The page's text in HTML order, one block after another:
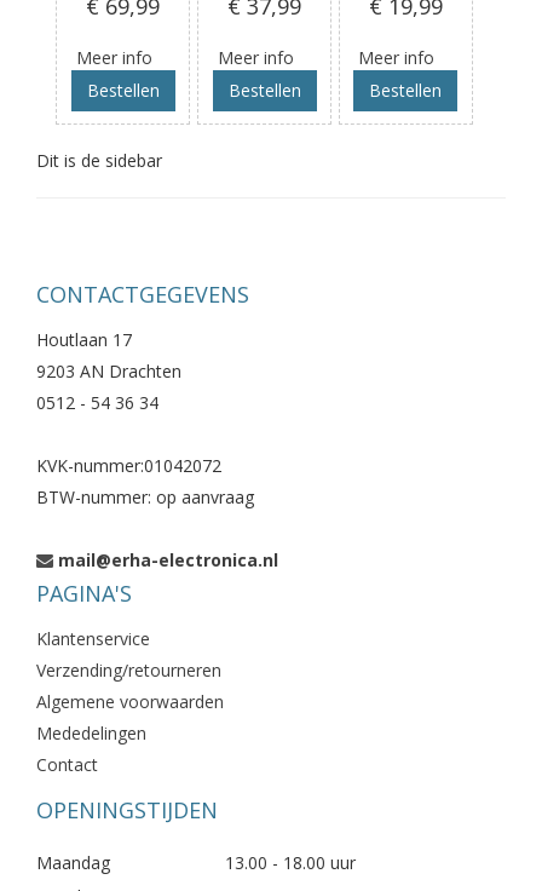
€ 69,99
Meer info
Bestellen
€ 37,99
Meer info
Bestellen
€ 19,99
Meer info
Bestellen
Dit is de sidebar
CONTACTGEGEVENS
Houtlaan 17
9203 AN Drachten
0512 - 54 36 34
KVK-nummer:01042072
BTW-nummer: op aanvraag
mail@erha-electronica.nl
PAGINA'S
Klantenservice
Verzending/retourneren
Algemene voorwaarden
Mededelingen
Contact
OPENINGSTIJDEN
Maandag
13.00 - 18.00 uur